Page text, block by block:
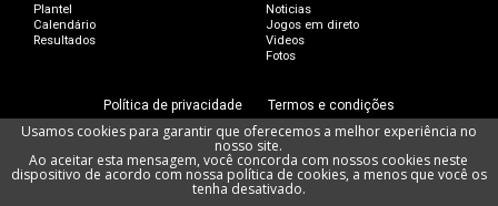
Plantel
Calendário
Resultados
Noticias
Jogos em direto
Videos
Fotos
Política de privacidade
Termos e condições
Utilização de cookies
Livro de Reclamações
Portimonense Futebol SAD @ Todos os direitos reservados
Usamos cookies para garantir que oferecemos a melhor experiência no
nosso site.
Ao aceitar esta mensagem, você concorda com nossos cookies neste
dispositivo de acordo com nossa política de cookies, a menos que você os
tenha desativado.